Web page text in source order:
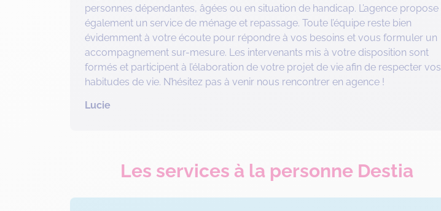
personnes dépendantes, âgées ou en situation de handicap. L’agence propose
également un service de ménage et repassage. Toute l’équipe reste bien
évidemment à votre écoute pour répondre à vos besoins et vous formuler un
accompagnement sur-mesure. Les intervenants mis à votre disposition sont
formés et participent à l’élaboration de votre projet de vie afin de respecter vos
habitudes de vie. N’hésitez pas à venir nous rencontrer en agence !
Lucie
Les services à la personne Destia